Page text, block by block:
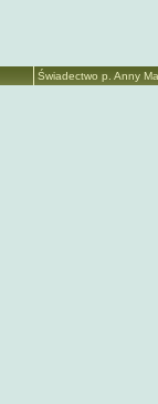
Świadectwo p. Anny